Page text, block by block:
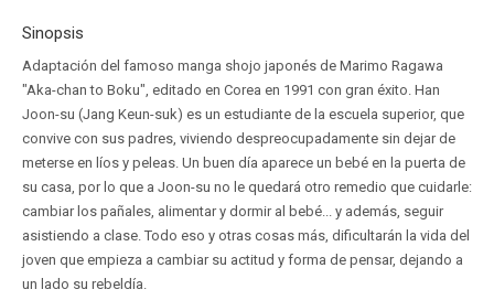
Sinopsis
Adaptación del famoso manga shojo japonés de Marimo Ragawa
"Aka-chan to Boku", editado en Corea en 1991 con gran éxito. Han
Joon-su (Jang Keun-suk) es un estudiante de la escuela superior, que
convive con sus padres, viviendo despreocupadamente sin dejar de
meterse en líos y peleas. Un buen día aparece un bebé en la puerta de
su casa, por lo que a Joon-su no le quedará otro remedio que cuidarle:
cambiar los pañales, alimentar y dormir al bebé... y además, seguir
asistiendo a clase. Todo eso y otras cosas más, dificultarán la vida del
joven que empieza a cambiar su actitud y forma de pensar, dejando a
un lado su rebeldía.